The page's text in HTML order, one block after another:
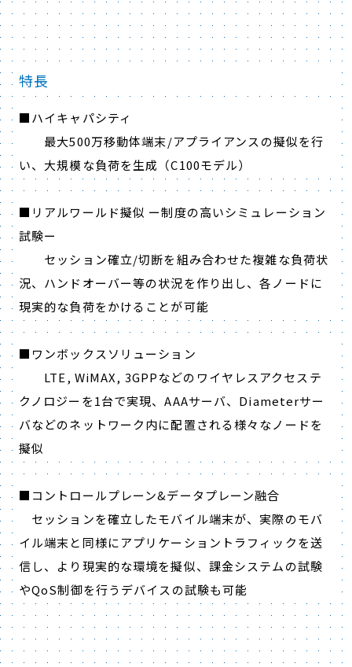
特長
■ハイキャパシティ
最大500万移動体端末/アプライアンスの擬似を行
い、大規模な負荷を生成（C100モデル）
■リアルワールド擬似 ー制度の高いシミュレーション
試験ー
セッション確立/切断を組み合わせた複雑な負荷状
況、ハンドオーバー等の状況を作り出し、各ノードに
現実的な負荷をかけることが可能
■ワンボックスソリューション
LTE, WiMAX, 3GPPなどのワイヤレスアクセステ
クノロジーを1台で実現、AAAサーバ、Diameterサー
バなどのネットワーク内に配置される様々なノードを
擬似
■コントロールプレーン&データプレーン融合
セッションを確立したモバイル端末が、実際のモバ
イル端末と同様にアプリケーショントラフィックを送
信し、より現実的な環境を擬似、課金システムの試験
やQoS制御を行うデバイスの試験も可能